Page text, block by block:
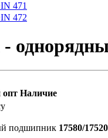
471
472
-
Наличие
подшипник 17580/